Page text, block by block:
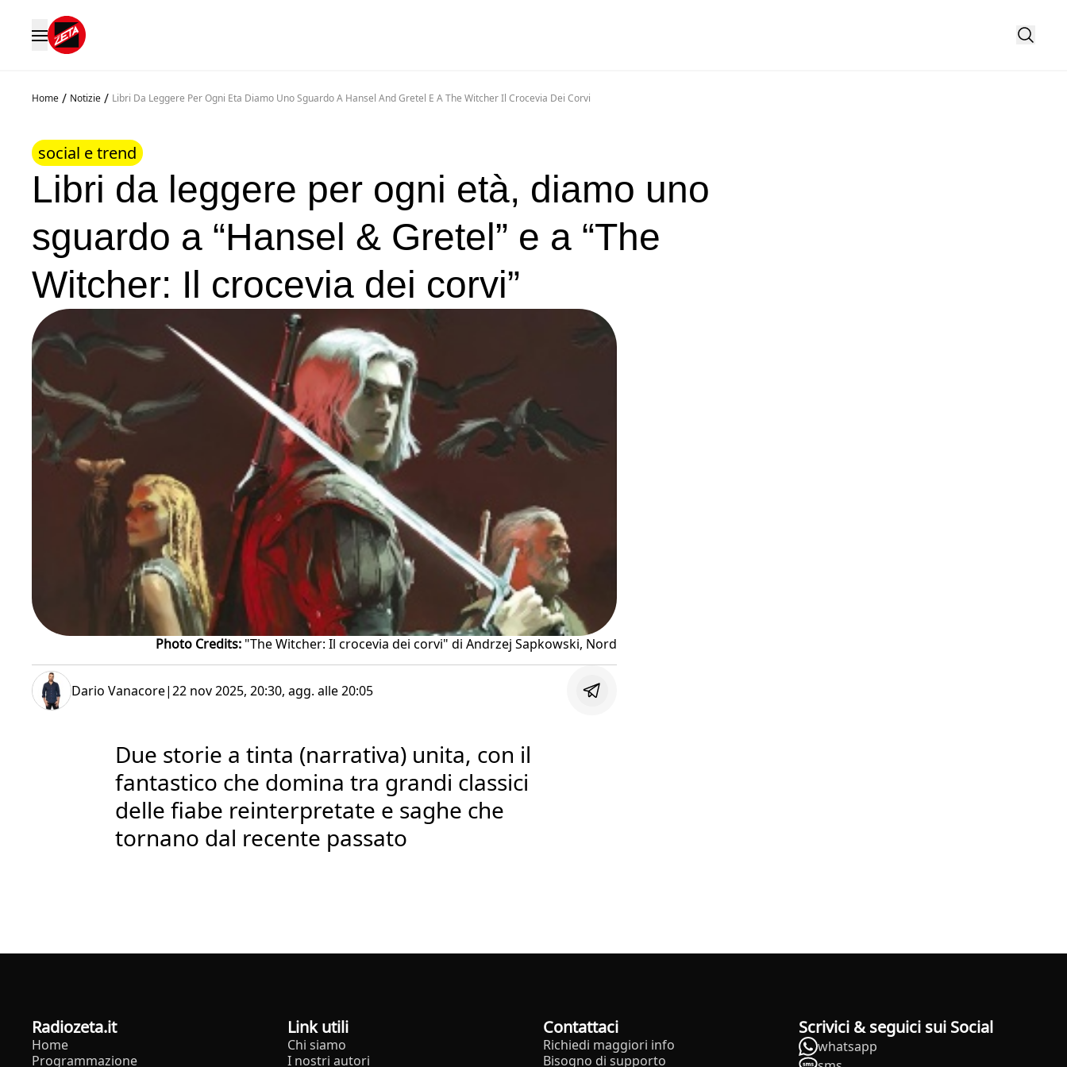
Home / Notizie / Libri Da Leggere Per Ogni Eta Diamo Uno Sguardo A Hansel And Gretel E A The Witcher Il Crocevia Dei Corvi
social e trend
Libri da leggere per ogni età, diamo uno
sguardo a “Hansel & Gretel” e a “The
Witcher: Il crocevia dei corvi”
Photo Credits: "The Witcher: Il crocevia dei corvi" di Andrzej Sapkowski, Nord
Dario Vanacore|22 nov 2025, 20:30, agg. alle20:05
Due storie a tinta (narrativa) unita, con il
fantastico che domina tra grandi classici
delle fiabe reinterpretate e saghe che
tornano dal recente passato
radiozeta.it
Home
Programmazione
Link utili
Chi siamo
I nostri autori
Contattaci
Richiedi maggiori info
Bisogno di supporto
Scrivici & seguici sui Social
whatsapp